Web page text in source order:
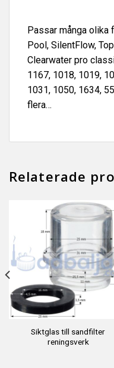
Passar många olika
Pool, SilentFlow,
Clearwater pro
1167, 1018, 1019,
1031, 1050, 1634,
flera…
Relaterade
Siktglas till sandfilter
reningsverk